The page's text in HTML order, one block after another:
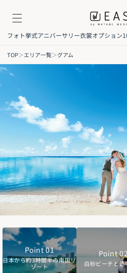
ンテンツに進む
フォト挙式アニバーサリー衣裳オプション
TOP＞エリア一覧＞グアム
グアムエリアガ
GUAM
Point 01
日本から約3時間半の南国リ
ゾート
Point
白砂ビーチと透